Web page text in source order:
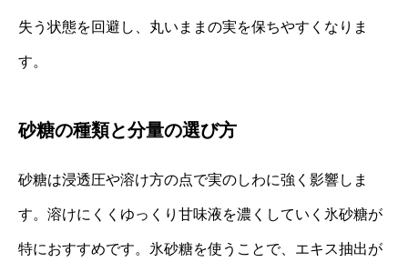
失う状態を回避し、丸いままの実を保ちやすくなりま
す。
砂糖の種類と分量の選び方
砂糖は浸透圧や溶け方の点で実のしわに強く影響しま
す。溶けにくくゆっくり甘味液を濃くしていく氷砂糖が
特におすすめです。氷砂糖を使うことで、エキス抽出が